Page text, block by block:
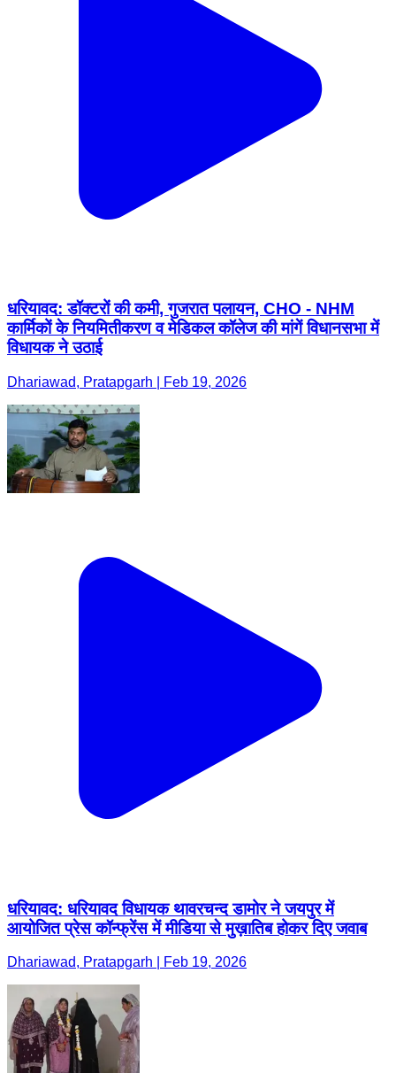
धरियावद: डॉक्टरों की कमी, गुजरात पलायन, CHO - NHM
कार्मिकों के नियमितीकरण व मेडिकल कॉलेज की मांगें विधानसभा में
विधायक ने उठाई
Dhariawad, Pratapgarh | Feb 19, 2026
धरियावद: धरियावद विधायक थावरचन्द डामोर ने जयपुर में
आयोजित प्रेस कॉन्फ्रेंस में मीडिया से मुख़ातिब होकर दिए जवाब
Dhariawad, Pratapgarh | Feb 19, 2026